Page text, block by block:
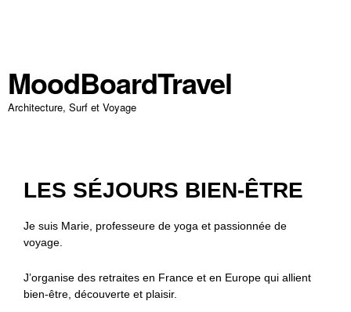
MoodBoardTravel
Architecture, Surf et Voyage
LES SÉJOURS BIEN-ÊTRE
Je suis Marie, professeure de yoga et passionnée de
voyage.
J’organise des retraites en France et en Europe qui allient
bien-être, découverte et plaisir.